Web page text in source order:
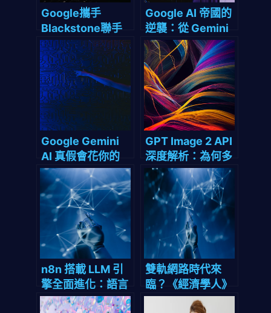
Google攜手
Blackstone聯手
打造AI雲平台：這
波操作會從根本上
改寫企業AI佈局遊
戲規則嗎？
Google AI 帝國的
逆襲：從 Gemini
到 TPU‑v5，
2026 年它為何能
贏下這場 AI 競
賽？
Google Gemini
AI 真假會花你的
錢？揭開瘋狂節省
新台幣320億企業
成本背後的底層邏
GPT Image 2 API
深度解析：為何多
語言影像生成將在
2026顛覆全球電
商行銷與內容創作
產業鏈？
n8n 搭載 LLM 引
擎全面進化：語言
模型驅動自動化的
雙軌網路時代來
臨？《經濟學人》
為何要為AI代理與